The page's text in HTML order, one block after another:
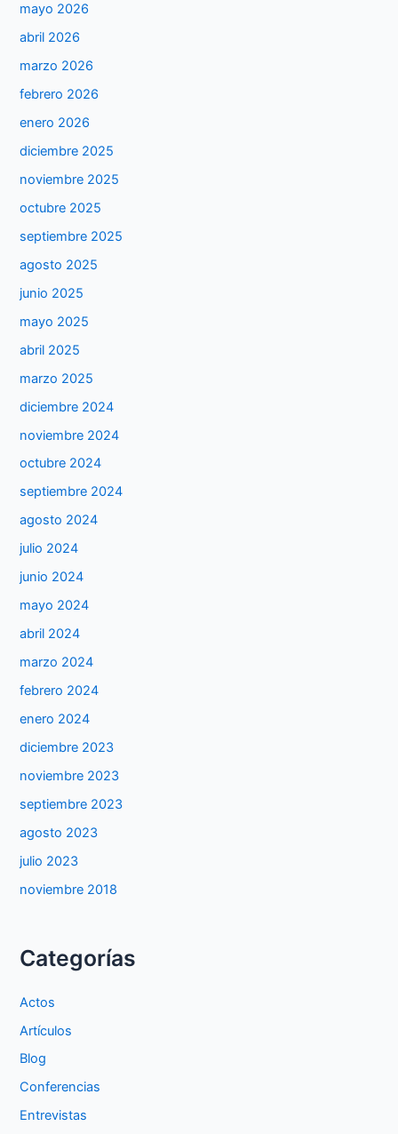
mayo 2026
abril 2026
marzo 2026
febrero 2026
enero 2026
diciembre 2025
noviembre 2025
octubre 2025
septiembre 2025
agosto 2025
junio 2025
mayo 2025
abril 2025
marzo 2025
diciembre 2024
noviembre 2024
octubre 2024
septiembre 2024
agosto 2024
julio 2024
junio 2024
mayo 2024
abril 2024
marzo 2024
febrero 2024
enero 2024
diciembre 2023
noviembre 2023
septiembre 2023
agosto 2023
julio 2023
noviembre 2018
Categorías
Actos
Artículos
Blog
Conferencias
Entrevistas